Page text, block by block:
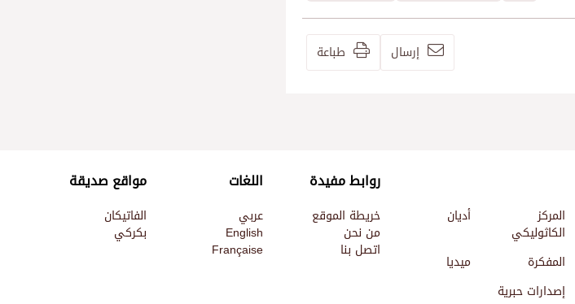
إرسال طباعة
المركز
الكاثوليكي
أديان
المفكرة
ميديا
إصدارات حبرية
روابط مفيدة
خريطة الموقع
من نحن
اتصل بنا
اللغات
عربي
English
Française
مواقع صديقة
الفاتيكان
بكركي